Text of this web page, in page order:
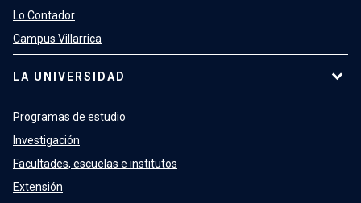
Lo Contador
Campus Villarrica
LA UNIVERSIDAD
Programas de estudio
Investigación
Facultades, escuelas e institutos
Extensión